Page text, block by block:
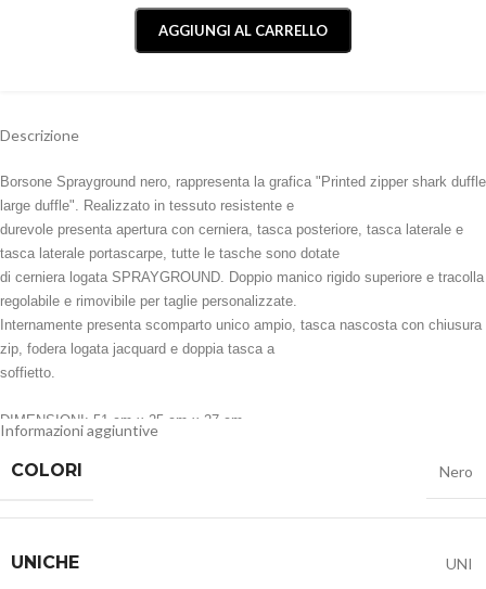
AGGIUNGI AL CARRELLO
Descrizione
Borsone Sprayground nero, rappresenta la grafica "Printed zipper shark duffle
large duffle". Realizzato in tessuto resistente e
durevole presenta apertura con cerniera, tasca posteriore, tasca laterale e
tasca laterale portascarpe, tutte le tasche sono dotate
di cerniera logata SPRAYGROUND. Doppio manico rigido superiore e tracolla
regolabile e rimovibile per taglie personalizzate.
Internamente presenta scomparto unico ampio, tasca nascosta con chiusura
zip, fodera logata jacquard e doppia tasca a
soffietto.
DIMENSIONI: 51 cm x 25 cm x 27 cm
Informazioni aggiuntive
COLORI Nero
UNICHE UNI